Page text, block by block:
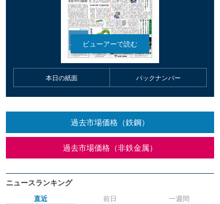
本日の紙面 バックナンバー
過去市場価格（鉄鋼）
過去市場価格（非鉄金属）
ニュースランキング
直近
前日 一週間